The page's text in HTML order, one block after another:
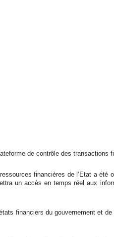
de contrôle des transactions
financières de l’Etat a été
un accès en temps réel aux
financiers du gouvernement et